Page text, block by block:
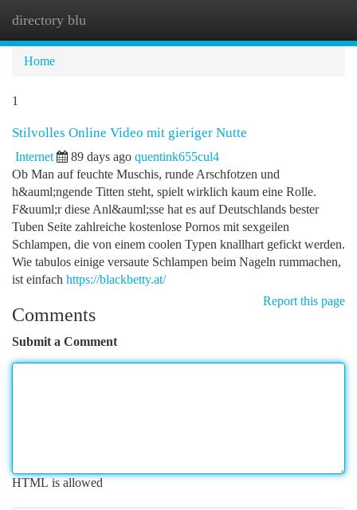
directory blu
Home
1
Stilvolles Online Video mit gieriger Nutte
Internet 89 days ago quentink655cul4
Ob Man auf feuchte Muschis, runde Arschfotzen und
h&auml;ngende Titten steht, spielt wirklich kaum eine Rolle.
F&uuml;r diese Anl&auml;sse hat es auf Deutschlands bester
Tuben Seite zahlreiche kostenlose Pornos mit sexgeilen
Schlampen, die von einem coolen Typen knallhart gefickt werden.
Wie tabulos einige versaute Schlampen beim Nageln rummachen,
ist einfach https://blackbetty.at/
Report this page
Comments
Submit a Comment
HTML is allowed